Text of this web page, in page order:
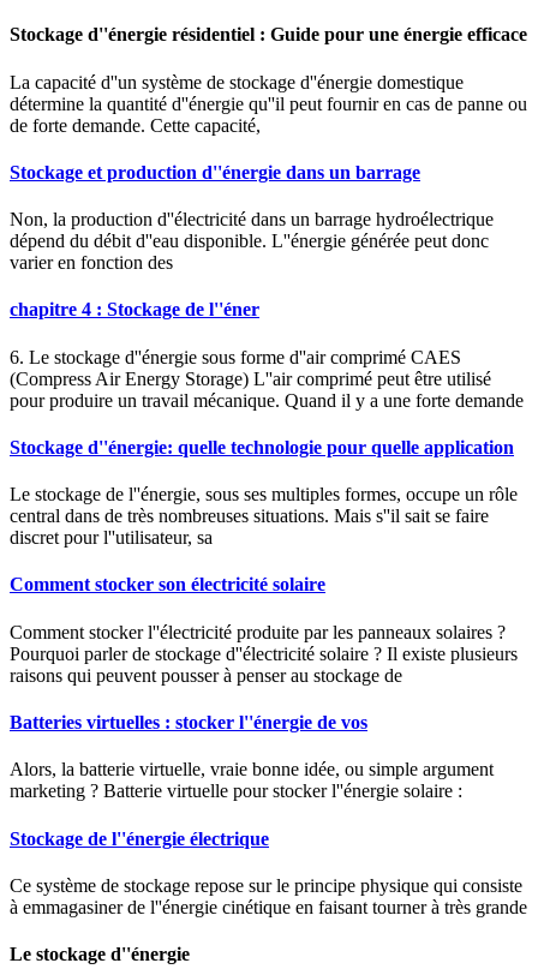
Stockage d''énergie résidentiel : Guide pour une énergie efficace
La capacité d''un système de stockage d''énergie domestique
détermine la quantité d''énergie qu''il peut fournir en cas de panne ou
de forte demande. Cette capacité,
Stockage et production d''énergie dans un barrage
Non, la production d''électricité dans un barrage hydroélectrique
dépend du débit d''eau disponible. L''énergie générée peut donc
varier en fonction des
chapitre 4 : Stockage de l''éner
6. Le stockage d''énergie sous forme d''air comprimé CAES
(Compress Air Energy Storage) L''air comprimé peut être utilisé
pour produire un travail mécanique. Quand il y a une forte demande
Stockage d''énergie: quelle technologie pour quelle application
Le stockage de l''énergie, sous ses multiples formes, occupe un rôle
central dans de très nombreuses situations. Mais s''il sait se faire
discret pour l''utilisateur, sa
Comment stocker son électricité solaire
Comment stocker l''électricité produite par les panneaux solaires ?
Pourquoi parler de stockage d''électricité solaire ? Il existe plusieurs
raisons qui peuvent pousser à penser au stockage de
Batteries virtuelles : stocker l''énergie de vos
Alors, la batterie virtuelle, vraie bonne idée, ou simple argument
marketing ? Batterie virtuelle pour stocker l''énergie solaire :
Stockage de l''énergie électrique
Ce système de stockage repose sur le principe physique qui consiste
à emmagasiner de l''énergie cinétique en faisant tourner à très grande
Le stockage d''énergie